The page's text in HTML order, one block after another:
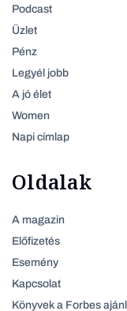
Podcast
Üzlet
Pénz
Legyél jobb
A jó élet
Women
Napi címlap
Oldalak
A magazin
Előfizetés
Esemény
Kapcsolat
Könyvek a Forbes